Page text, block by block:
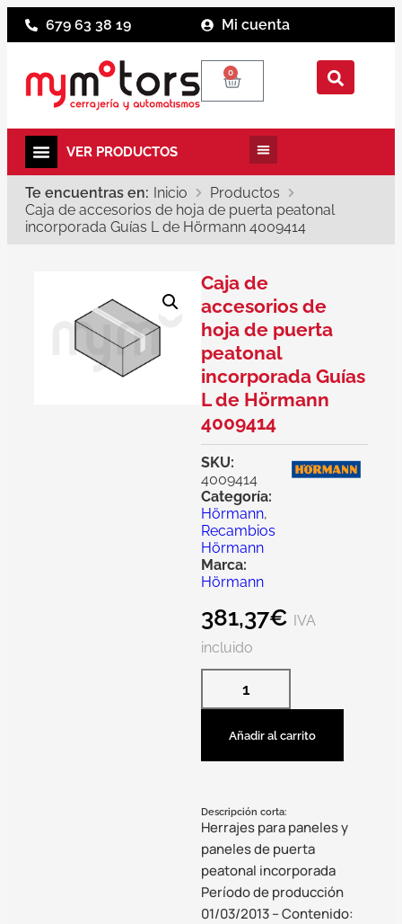
679 63 38 19 Mi cuenta
0
Te encuentras en: Inicio
Productos
Caja de accesorios de hoja de puerta peatonal
incorporada Guías L de Hörmann 4009414
Caja de
accesorios de
hoja de puerta
peatonal
incorporada Guías
L de Hörmann
4009414
SKU:
4009414
Categoría:
Hörmann,
Recambios
Hörmann
Marca:
Hörmann
381,37€ IVA
incluido
Añadir al carrito
Descripción corta:
Herrajes para paneles y
paneles de puerta
peatonal incorporada
Período de producción
01/03/2013 – Contenido: